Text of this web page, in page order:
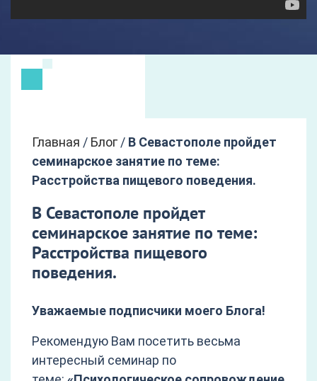
Главная / Блог / В Севастополе пройдет
семинарское занятие по теме:
Расстройства пищевого поведения.
В Севастополе пройдет
семинарское занятие по теме:
Расстройства пищевого
поведения.
Уважаемые подписчики моего Блога!
Рекомендую Вам посетить весьма
интересный семинар по